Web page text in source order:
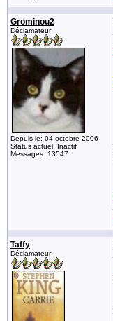
Grominou2
Déclamateur
Depuis le: 04 octobre 2006
Status actuel: Inactif
Messages: 13547
Taffy
Déclamateur